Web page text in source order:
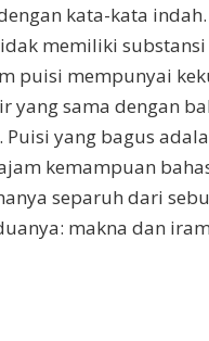
kata-kata
memiliki
puisi mempunyai
yang sama dengan
yang bagus
kemampuan
separuh dari
makna dan